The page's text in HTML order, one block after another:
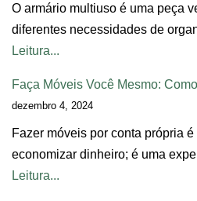
O armário multiuso é uma peça
diferentes necessidades de
Leitura...
Faça Móveis Você Mesmo:
dezembro 4, 2024
Fazer móveis por conta própria
economizar dinheiro; é uma
Leitura...